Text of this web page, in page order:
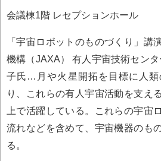
会議棟1階 レセプションホール
「宇宙ロボットのものづくり」講
機構（JAXA） 有人宇宙技術セン
子氏…月や火星開拓を目標に人
り、これらの有人宇宙活動を支え
上で活躍している。これらの宇宙
流れなどを含めて、宇宙機器のも
る。